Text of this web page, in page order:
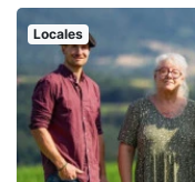
Locales